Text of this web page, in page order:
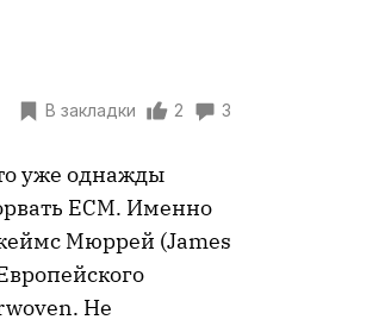
В закладки 2 3
уже однажды
ECM. Именно
Мюррей (James
Не